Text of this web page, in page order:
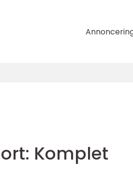
Komplet